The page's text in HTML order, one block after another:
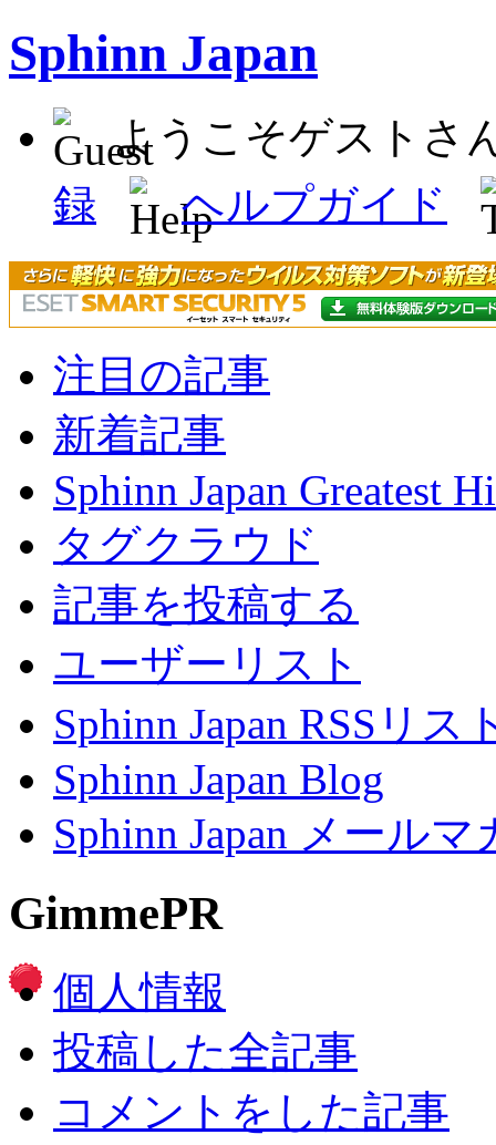
Sphinn Japan
ようこそゲスト
録
ヘルプガイド
注目の記事
新着記事
Sphinn Japan Greatest
タグクラウド
記事を投稿する
ユーザーリスト
Sphinn Japan RSSリス
Sphinn Japan Blog
Sphinn Japan メールマ
GimmePR
個人情報
投稿した全記事
コメントをした記事